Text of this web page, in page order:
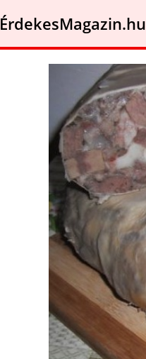
ÉrdekesMagazin.hu